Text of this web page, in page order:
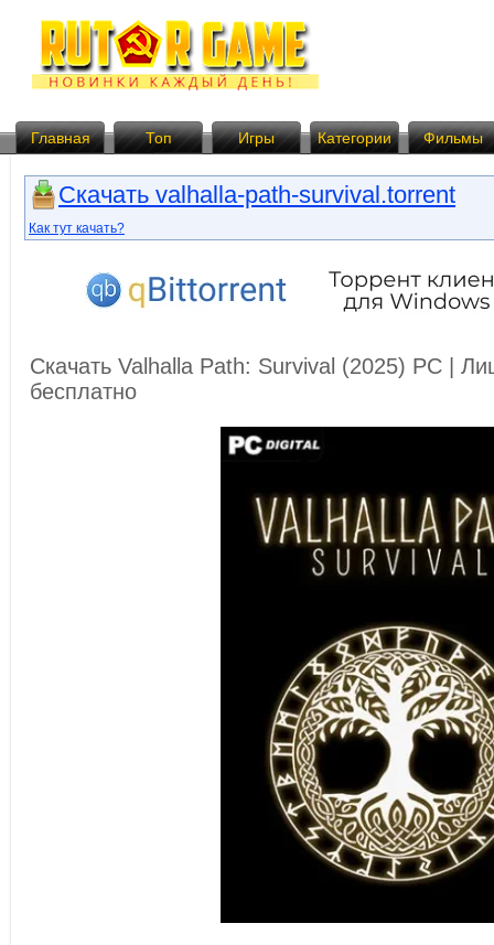
Главная Топ Игры Категории Фильмы
Скачать valhalla-path-survival.torrent
Как тут качать?
Скачать Valhalla Path: Survival (2025) PC |
бесплатно